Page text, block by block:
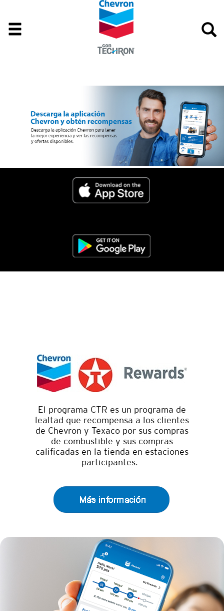
El programa CTR es un programa de
lealtad que recompensa a los clientes
de Chevron y Texaco por sus compras
de combustible y sus compras
calificadas en la tienda en estaciones
participantes.